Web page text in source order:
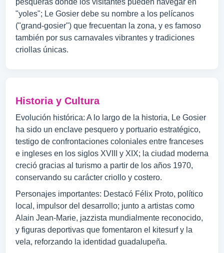
pesqueras donde los visitantes pueden navegar en
"yoles"; Le Gosier debe su nombre a los pelícanos
("grand-gosier") que frecuentan la zona, y es famoso
también por sus carnavales vibrantes y tradiciones
criollas únicas.
Historia y Cultura
Evolución histórica: A lo largo de la historia, Le Gosier
ha sido un enclave pesquero y portuario estratégico,
testigo de confrontaciones coloniales entre franceses
e ingleses en los siglos XVIII y XIX; la ciudad moderna
creció gracias al turismo a partir de los años 1970,
conservando su carácter criollo y costero.
Personajes importantes: Destacó Félix Proto, político
local, impulsor del desarrollo; junto a artistas como
Alain Jean-Marie, jazzista mundialmente reconocido,
y figuras deportivas que fomentaron el kitesurf y la
vela, reforzando la identidad guadalupeña.